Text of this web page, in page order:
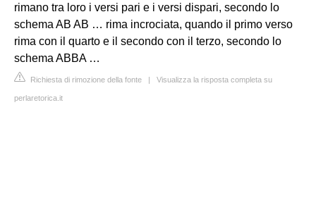
rimano tra loro i versi pari e i versi dispari, secondo lo
schema AB AB … rima incrociata, quando il primo verso
rima con il quarto e il secondo con il terzo, secondo lo
schema ABBA …
Richiesta di rimozione della fonte | Visualizza la risposta completa su
perlaretorica.it